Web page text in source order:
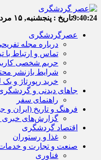
9:40:24تاریخ : پنجشنبه, ۱۵ مرداد , ۱۴۰۵
عصرگردشگری
درباره مجله
تماس و ارتباط
حریم شخصی
شرایط بازنشر
خرید رپورتاژ و
جاهای دیدنی و
راهنمای سفر
فرهنگ و تاریخ (ایران و
گزارش‌های خبری
اقتصاد گردشگری
غذا و رستوران
صنعت و تجارت و
فناوری